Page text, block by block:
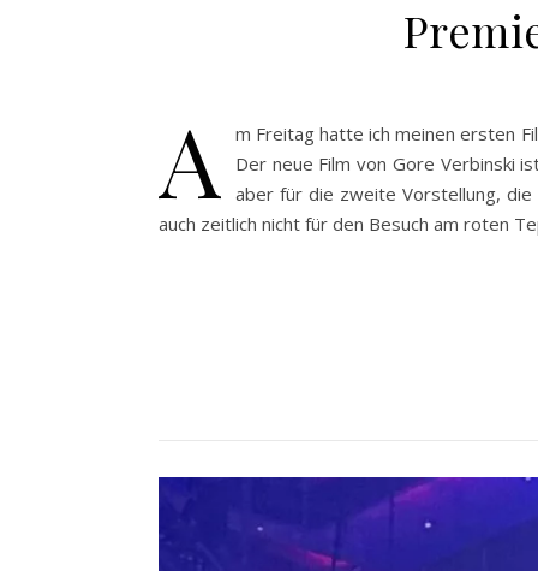
A
m Freitag hatte ich meinen ersten
Der neue Film von Gore Verbinski
aber für die zweite Vorstellung,
auch zeitlich nicht für den Besuch am roten